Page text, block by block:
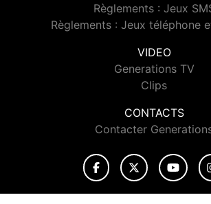
Règlements : Jeux
Règlements : Jeux téléphone
VIDEO
Generations TV
Clips
CONTACTS
Contacter